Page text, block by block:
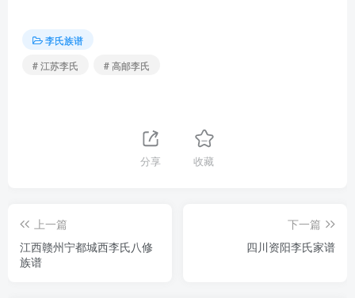
李氏族谱
# 江苏李氏
# 高邮李氏
分享 收藏
上一篇
江西赣州宁都城西李氏八修
族谱
下一篇
四川资阳李氏家谱